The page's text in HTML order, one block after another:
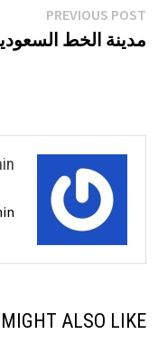
تصفّح
المقالات
PREVIOUS POST
post:
مدينة الخط
→
ALSO LIKE